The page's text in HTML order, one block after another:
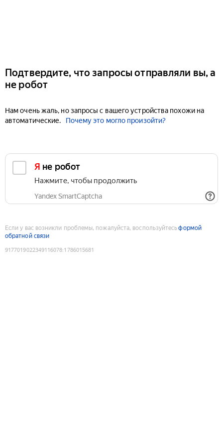
Подтвердите, что запросы отправляли вы, а
не робот
Нам очень жаль, но запросы с вашего устройства похожи на
автоматические.
Почему это могло произойти?
Я не робот
Нажмите, чтобы продолжить
Yandex SmartCaptcha
Если у вас возникли проблемы, пожалуйста, воспользуйтесьформой
обратной связи
9177019022349116078:1786015681